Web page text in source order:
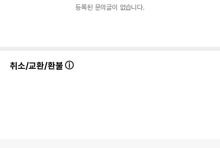
등록된 문의글이 없습니다.
취소/교환/환불